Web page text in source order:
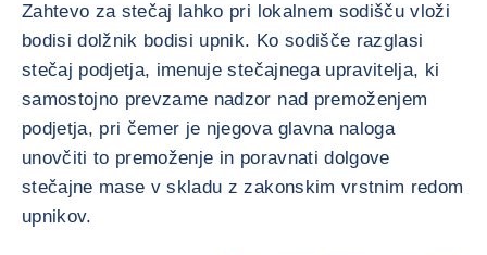
Zahtevo za stečaj lahko pri lokalnem sodišču vloži
bodisi dolžnik bodisi upnik. Ko sodišče razglasi
stečaj podjetja, imenuje stečajnega upravitelja, ki
samostojno prevzame nadzor nad premoženjem
podjetja, pri čemer je njegova glavna naloga
unovčiti to premoženje in poravnati dolgove
stečajne mase v skladu z zakonskim vrstnim redom
upnikov.